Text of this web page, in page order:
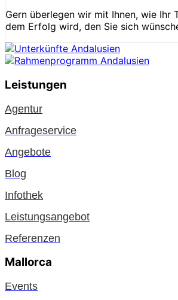
Gern überlegen wir mit Ihnen, wie Ihr
dem Erfolg wird, den Sie sich
Leistungen
Agentur
Anfrageservice
Angebote
Blog
Infothek
Leistungsangebot
Referenzen
Mallorca
Events